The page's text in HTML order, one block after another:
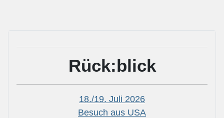
Rück:blick
18./19. Juli 2026
Besuch aus USA